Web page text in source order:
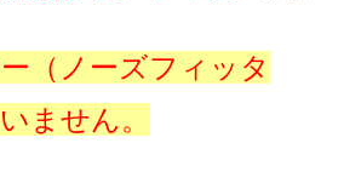
（ノーズフィッタ
ません。